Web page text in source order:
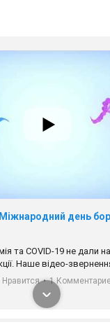
та COVІD-19 не дали
Наше відео-
містах та не можемо
всіх хто поділяє
до нас.
гучніше!
Нравится • 1